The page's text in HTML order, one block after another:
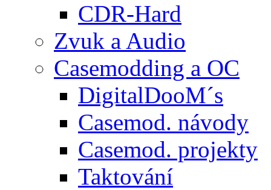
CDR-Hard
Zvuk a Audio
Casemodding a OC
DigitalDooM´s
Casemod. návody
Casemod. projekty
Taktování